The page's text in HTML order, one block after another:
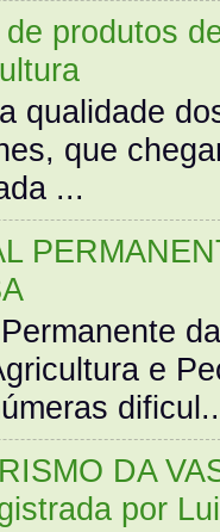
produtos
qualidade
que
...
e
DA
por